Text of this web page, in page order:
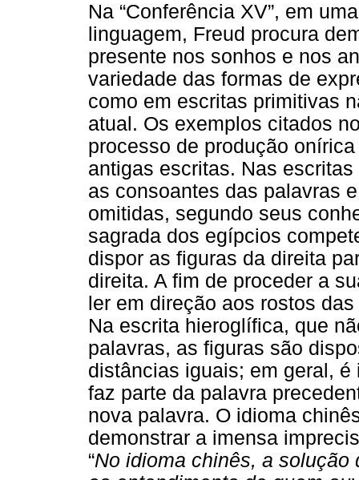
Na “Conferência XV”, em
linguagem, Freud procura
presente nos sonhos e nos
variedade das formas de
como em escritas primitivas
atual. Os exemplos citados
processo de produção
antigas escritas. Nas
as consoantes das palavras
omitidas, segundo seus
sagrada dos egípcios
dispor as figuras da direita
direita. A fim de proceder a
ler em direção aos rostos
Na escrita hieroglífica, que
palavras, as figuras são
distâncias iguais; em geral,
faz parte da palavra
nova palavra. O idioma
demonstrar a imensa
“No idioma chinês, a